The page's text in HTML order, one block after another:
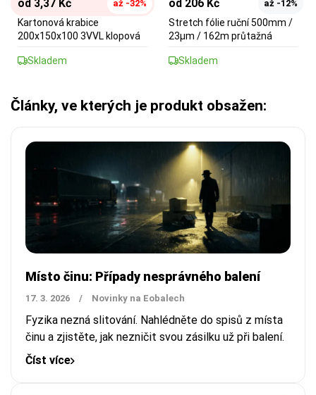
od 3,37 Kč až -32%
Kartonová krabice
200x150x100 3VVL klopová
Skladem
od 206 Kč až -12%
Stretch fólie ruční 500mm /
23µm / 162m průtažná
Skladem
Články, ve kterých je produkt obsažen:
Místo činu: Případy nesprávného balení
17. 3. 2026 / Novinky na Eobalech
Fyzika nezná slitování. Nahlédněte do spisů z místa
činu a zjistěte, jak nezničit svou zásilku už při balení.
Číst více